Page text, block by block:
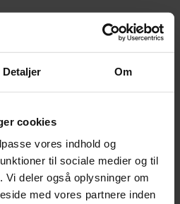
Detaljer Om
cookies
vores indhold og
til sociale medier og til
deler også oplysninger om
med vores partnere inden